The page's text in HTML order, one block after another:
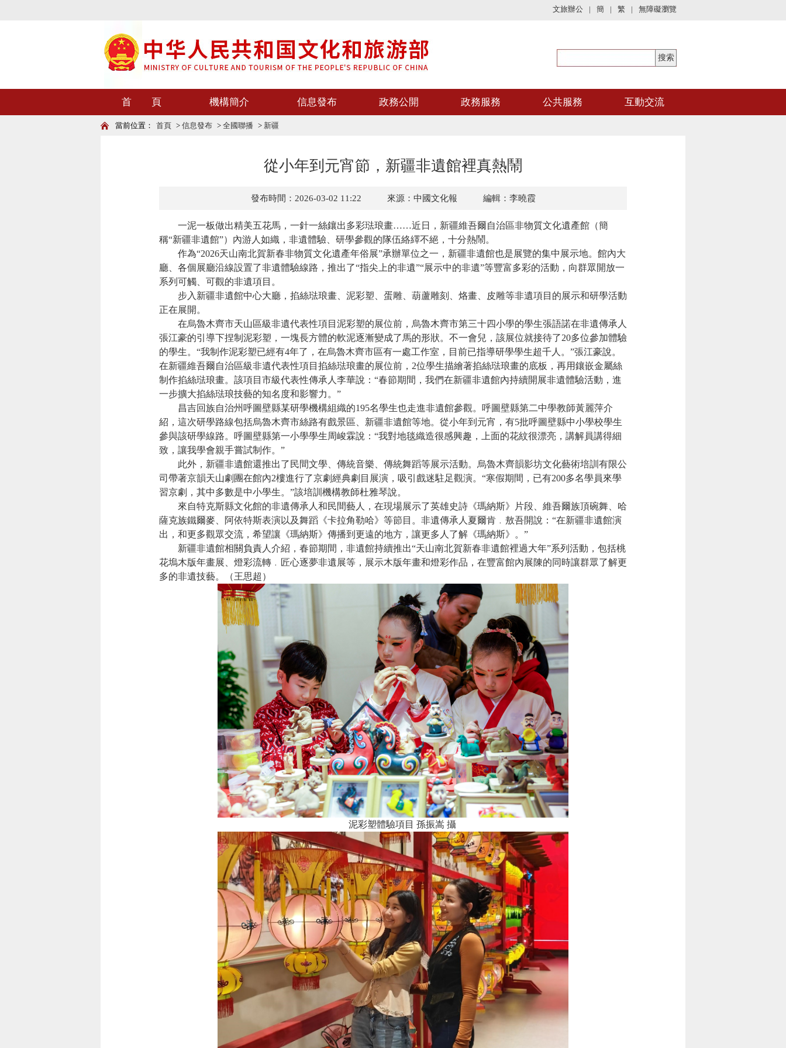
文旅辦公 | 簡 | 繁 | 無障礙瀏覽
首 頁 機構簡介 信息發布 政務公開 政務服務 公共服務 互動交流
當前位置： 首頁 > 信息發布 > 全國聯播 > 新疆
從小年到元宵節，新疆非遺館裡真熱鬧
發布時間：2026-03-02 11:22 來源：中國文化報 編輯：李曉霞
一泥一板做出精美五花馬，一針一絲鑲出多彩琺琅畫……近日，新疆維吾爾自治區非物質文化遺產館（簡
稱“新疆非遺館”）內游人如織，非遺體驗、研學參觀的隊伍絡繹不絕，十分熱鬧。
作為“2026天山南北賀新春非物質文化遺產年俗展”承辦單位之一，新疆非遺館也是展覽的集中展示地。館內大
廳、各個展廳沿線設置了非遺體驗線路，推出了“指尖上的非遺”“展示中的非遺”等豐富多彩的活動，向群眾開放一
系列可觸、可觀的非遺項目。
步入新疆非遺館中心大廳，掐絲琺琅畫、泥彩塑、蛋雕、葫蘆雕刻、烙畫、皮雕等非遺項目的展示和研學活動
正在展開。
在烏魯木齊市天山區級非遺代表性項目泥彩塑的展位前，烏魯木齊市第三十四小學的學生張語諾在非遺傳承人
張江豪的引導下捏制泥彩塑，一塊長方體的軟泥逐漸變成了馬的形狀。不一會兒，該展位就接待了20多位參加體驗
的學生。“我制作泥彩塑已經有4年了，在烏魯木齊市區有一處工作室，目前已指導研學學生超千人。”張江豪說。
在新疆維吾爾自治區級非遺代表性項目掐絲琺琅畫的展位前，2位學生描繪著掐絲琺琅畫的底板，再用鑲嵌金屬絲
制作掐絲琺琅畫。該項目市級代表性傳承人李華說：“春節期間，我們在新疆非遺館內持續開展非遺體驗活動，進
一步擴大掐絲琺琅技藝的知名度和影響力。”
昌吉回族自治州呼圖壁縣某研學機構組織的195名學生也走進非遺館參觀。呼圖壁縣第二中學教師黃麗萍介
紹，這次研學路線包括烏魯木齊市絲路有戲景區、新疆非遺館等地。從小年到元宵，有5批呼圖壁縣中小學校學生
參與該研學線路。呼圖壁縣第一小學學生周峻霖說：“我對地毯織造很感興趣，上面的花紋很漂亮，講解員講得細
致，讓我學會親手嘗試制作。”
此外，新疆非遺館還推出了民間文學、傳統音樂、傳統舞蹈等展示活動。烏魯木齊韻影坊文化藝術培訓有限公
司帶著京韻天山劇團在館內2樓進行了京劇經典劇目展演，吸引戲迷駐足觀演。“寒假期間，已有200多名學員來學
習京劇，其中多數是中小學生。”該培訓機構教師杜雅琴說。
來自特克斯縣文化館的非遺傳承人和民間藝人，在現場展示了英雄史詩《瑪納斯》片段、維吾爾族頂碗舞、哈
薩克族鐵爾麥、阿依特斯表演以及舞蹈《卡拉角勒哈》等節目。非遺傳承人夏爾肯﹒敖吾開說：“在新疆非遺館演
出，和更多觀眾交流，希望讓《瑪納斯》傳播到更遠的地方，讓更多人了解《瑪納斯》。”
新疆非遺館相關負責人介紹，春節期間，非遺館持續推出“天山南北賀新春非遺館裡過大年”系列活動，包括桃
花塢木版年畫展、燈彩流轉﹒匠心逐夢非遺展等，展示木版年畫和燈彩作品，在豐富館內展陳的同時讓群眾了解更
多的非遺技藝。（王思超）
泥彩塑體驗項目 孫振嵩 攝